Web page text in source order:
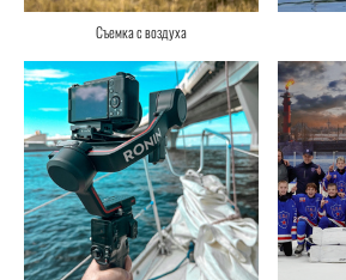
Съемка с воздуха